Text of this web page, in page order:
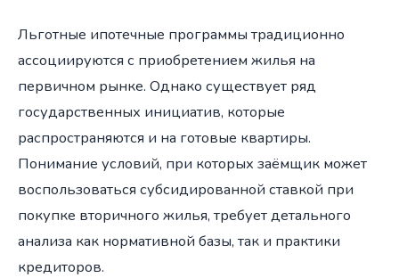
Льготные ипотечные программы традиционно
ассоциируются с приобретением жилья на
первичном рынке. Однако существует ряд
государственных инициатив, которые
распространяются и на готовые квартиры.
Понимание условий, при которых заёмщик может
воспользоваться субсидированной ставкой при
покупке вторичного жилья, требует детального
анализа как нормативной базы, так и практики
кредиторов.